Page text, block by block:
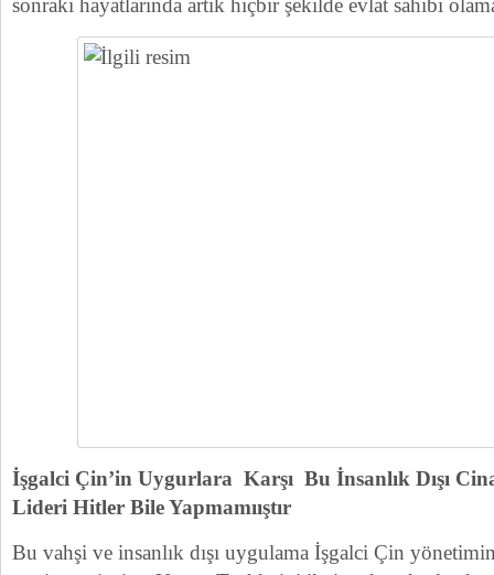
sonraki hayatlarında artık hiçbir şekilde evlat sahibi
İşgalci Çin’in Uygurlara Karşı Bu İnsanlık Dışı
Lideri Hitler Bile Yapmamııştır
Bu vahşi ve insanlık dışı uygulama İşgalci Çin